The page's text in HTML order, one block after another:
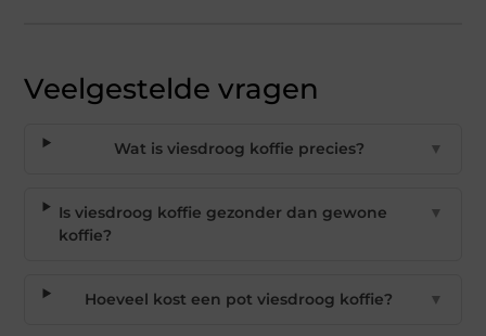
Veelgestelde vragen
Wat is viesdroog koffie precies? ▼
Is viesdroog koffie gezonder dan gewone
koffie?
▼
Hoeveel kost een pot viesdroog koffie? ▼